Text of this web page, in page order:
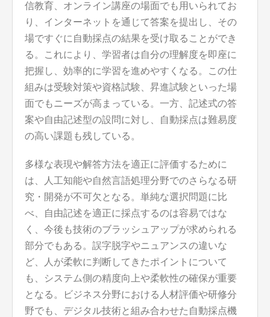
信教育、オンライン講座の場面でも用いられてお
り、インターネットを通じて答案を提出し、その
場ですぐに自動採点の結果を受け取ることができ
る。これにより、学習者は自分の理解度を即座に
把握し、効率的に学習を進めやすくなる。この仕
組みは受験対策や資格試験、昇進試験といった場
面でもニーズが高まっている。一方、記述式の答
案や自由記述型の設問に対し、自動採点は難易度
の高い課題も残している。
多様な表現や解答方法を適正に評価するために
は、人工知能や自然言語処理分野でのさらなる研
究・開発が不可欠となる。単純な選択問題に比
べ、自由記述を適正に採点するのは容易ではな
く、今後も技術のブラッシュアップが求められる
部分でもある。誤字脱字やニュアンスの違いな
ど、人が柔軟に判断してきたポイントについて
も、システム側の精度向上や柔軟性の確保が重要
となる。ビジネス分野における人材評価や研修分
野でも、デジタル技術と組み合わせた自動採点機